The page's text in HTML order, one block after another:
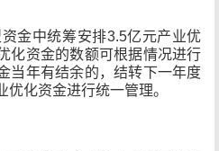
金中统筹安排3.5亿元产业优
化资金的数额可根据情况进行
当年有结余的，结转下一年度
化资金进行统一管理。